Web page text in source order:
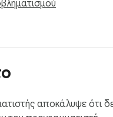
αποκάλυψε ότι